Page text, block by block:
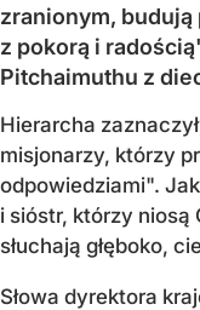
zranionym, budują
z pokorą i
Pitchaimuthu z
Hierarcha
misjonarzy, którzy
odpowiedziami".
i sióstr, którzy niosą
słuchają głęboko,
Słowa dyrektora